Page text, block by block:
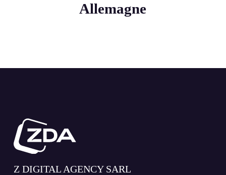
Allemagne
Z DIGITAL AGENCY SARL